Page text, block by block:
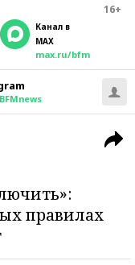
16+
Канал в
MAX
max.ru/bfm
правилах